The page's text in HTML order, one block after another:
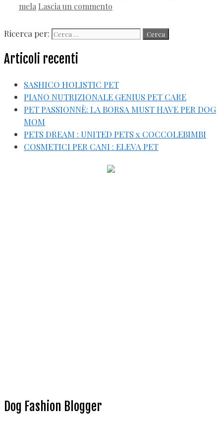
mela Lascia un commento
Ricerca per:
Articoli recenti
SASHICO HOLISTIC PET
PIANO NUTRIZIONALE GENIUS PET CARE
PET PASSIONNÈ: LA BORSA MUST HAVE PER DOG
MOM
PETS DREAM : UNITED PETS x COCCOLEBIMBI
COSMETICI PER CANI : ELEVA PET
Dog Fashion Blogger